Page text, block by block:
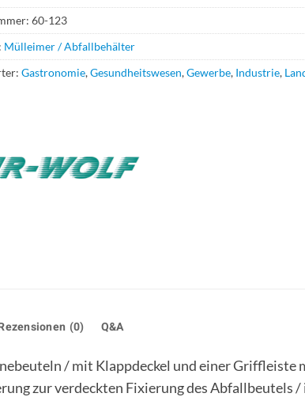
60-123
Mülleimer / Abfallbehälter
Gastronomie,Gesundheitswesen,Gewerbe, Industrie,
(0) Q&A
/ mit Klappdeckel und einer Griffleiste
zur verdeckten Fixierung des Abfallbeutels